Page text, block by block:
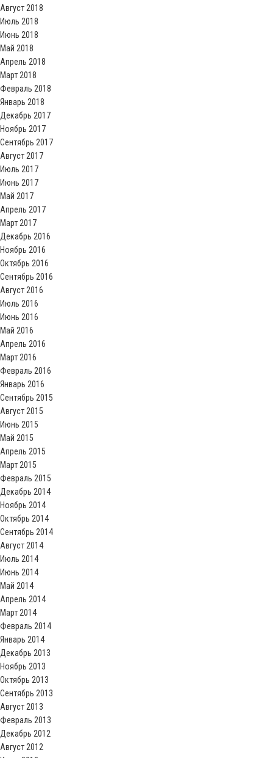
Август 2018
Июль 2018
Июнь 2018
Май 2018
Апрель 2018
Март 2018
Февраль 2018
Январь 2018
Декабрь 2017
Ноябрь 2017
Сентябрь 2017
Август 2017
Июль 2017
Июнь 2017
Май 2017
Апрель 2017
Март 2017
Декабрь 2016
Ноябрь 2016
Октябрь 2016
Сентябрь 2016
Август 2016
Июль 2016
Июнь 2016
Май 2016
Апрель 2016
Март 2016
Февраль 2016
Январь 2016
Сентябрь 2015
Август 2015
Июнь 2015
Май 2015
Апрель 2015
Март 2015
Февраль 2015
Декабрь 2014
Ноябрь 2014
Октябрь 2014
Сентябрь 2014
Август 2014
Июль 2014
Июнь 2014
Май 2014
Апрель 2014
Март 2014
Февраль 2014
Январь 2014
Декабрь 2013
Ноябрь 2013
Октябрь 2013
Сентябрь 2013
Август 2013
Февраль 2013
Декабрь 2012
Август 2012